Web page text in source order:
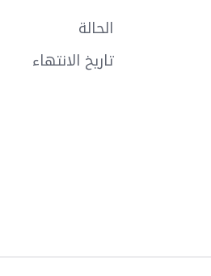
الحالة
تاريخ الانتهاء